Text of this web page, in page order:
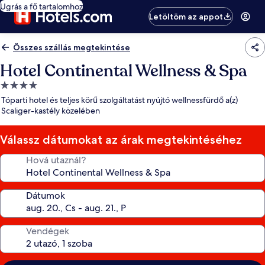
Ugrás a fő tartalomhoz
Letöltöm az appot
Összes szállás megtekintése
Hotel Continental Wellness & Spa
4.0
csillagos
szálláshely
Tóparti hotel és teljes körű szolgáltatást nyújtó wellnessfürdő a(z)
Scaliger-kastély közelében
Válassz dátumokat az árak megtekintéséhez
Hová utaznál?
Dátumok
Vendégek